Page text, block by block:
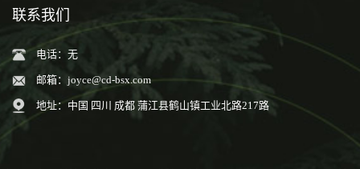
联系我们
电话：无
邮箱： joyce@cd-bsx.com
地址：中国 四川 成都 蒲江县鹤山镇工业北路217路